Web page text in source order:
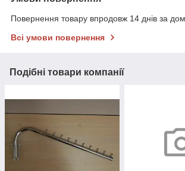
Повернення товару впродовж 14 днів за
Всі умови повернення
Подібні товари компанії